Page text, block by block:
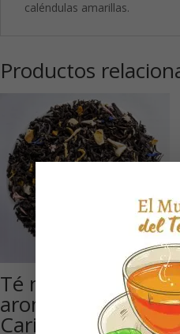
caléndulas amarillas.
Productos
Té negro
aromatizado Isla
Caribeña